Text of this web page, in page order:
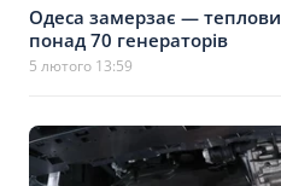
Одеса замерзає —
понад 70 генераторів
5 лютого 13:59